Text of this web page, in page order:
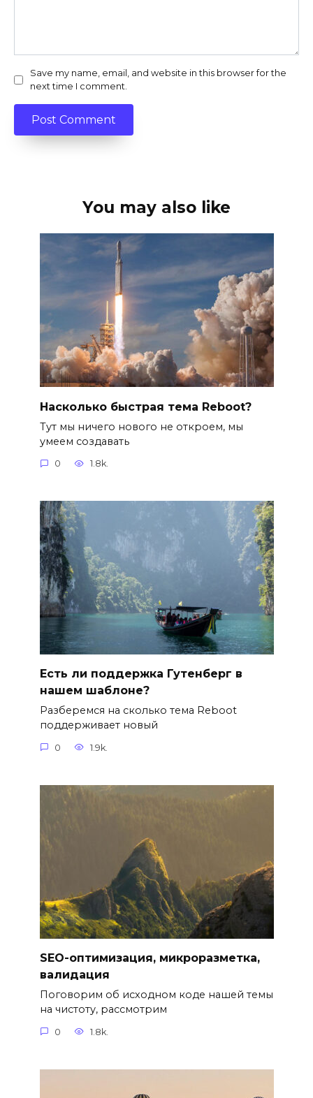
Save my name, email, and website in this browser for the
next time I comment.
You may also like
Насколько быстрая тема Reboot?
Тут мы ничего нового не откроем, мы
умеем создавать
0 1.8k.
Есть ли поддержка Гутенберг в
нашем шаблоне?
Разберемся на сколько тема Reboot
поддерживает новый
0 1.9k.
SEO-оптимизация, микроразметка,
валидация
Поговорим об исходном коде нашей темы
на чистоту, рассмотрим
0 1.8k.